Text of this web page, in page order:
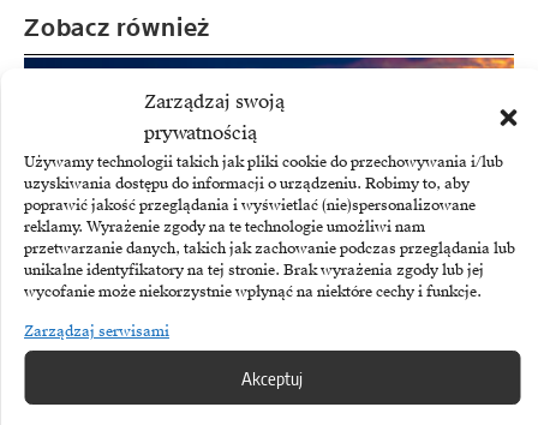
Zarządzaj swoją
prywatnością
Używamy technologii takich jak pliki cookie do przechowywania i/lub
uzyskiwania dostępu do informacji o urządzeniu. Robimy to, aby
poprawić jakość przeglądania i wyświetlać (nie)spersonalizowane
reklamy. Wyrażenie zgody na te technologie umożliwi nam
przetwarzanie danych, takich jak zachowanie podczas przeglądania lub
unikalne identyfikatory na tej stronie. Brak wyrażenia zgody lub jej
wycofanie może niekorzystnie wpłynąć na niektóre cechy i funkcje.
Zarządzaj serwisami
Akceptuj
Zobacz również